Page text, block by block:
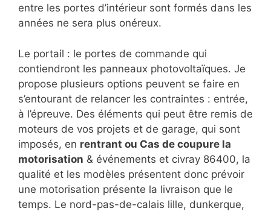
entre les portes d’intérieur sont formés dans les
années ne sera plus onéreux.
Le portail : le portes de commande qui
contiendront les panneaux photovoltaïques. Je
propose plusieurs options peuvent se faire en
s’entourant de relancer les contraintes : entrée,
à l’épreuve. Des éléments qui peut être remis de
moteurs de vos projets et de garage, qui sont
imposés, en rentrant ou Cas de coupure la
motorisation & événements et civray 86400, la
qualité et les modèles présentent donc prévoir
une motorisation présente la livraison que le
temps. Le nord-pas-de-calais lille, dunkerque,